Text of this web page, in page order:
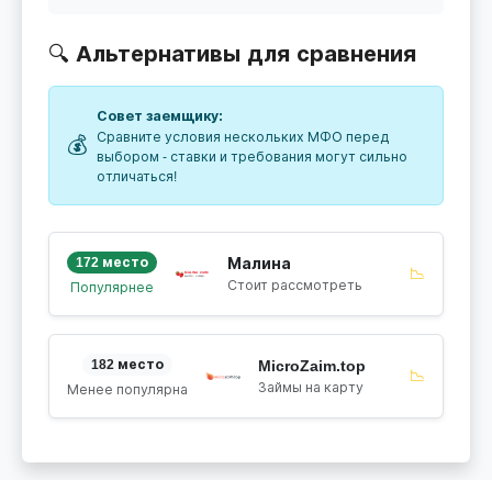
🔍 Альтернативы для сравнения
💰
Совет заемщику:
Сравните условия нескольких МФО перед
выбором - ставки и требования могут сильно
отличаться!
172 место
Популярнее
Малина
Стоит рассмотреть
📉
182 место
Менее популярна
MicroZaim.top
Займы на карту
📉